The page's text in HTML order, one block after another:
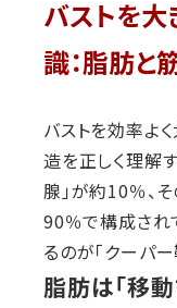
バストを大
識：脂肪と
バストを効率よ
造を正しく理解
腺」が約10％、
90％で構成され
るのが「クーパー
脂肪は「移